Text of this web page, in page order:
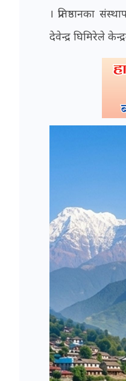
। प्रतिष्ठानका
देवेन्द्र घिमिरेले